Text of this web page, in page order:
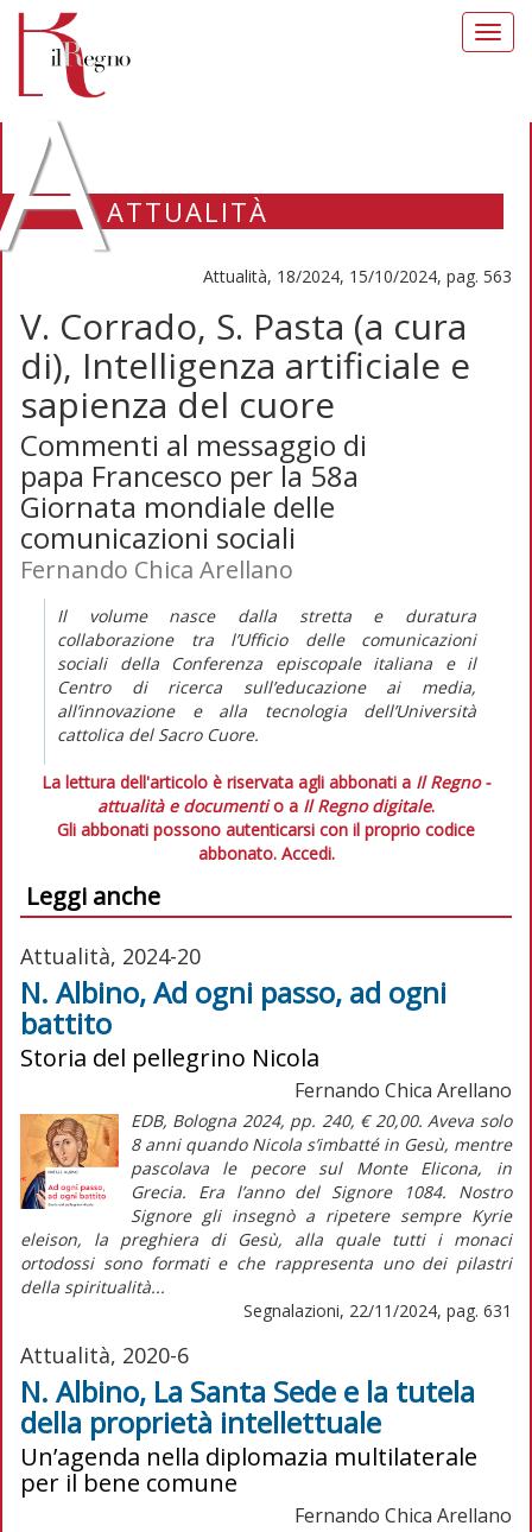
ATTUALITÀ
Attualità, 18/2024, 15/10/2024, pag. 563
V. Corrado, S. Pasta (a cura
di), Intelligenza artificiale e
sapienza del cuore
Commenti al messaggio di
papa Francesco per la 58a
Giornata mondiale delle
comunicazioni sociali
Fernando Chica Arellano
Il volume nasce dalla stretta e duratura
collaborazione tra l’Ufficio delle comunicazioni
sociali della Conferenza episcopale italiana e il
Centro di ricerca sull’educazione ai media,
all’innovazione e alla tecnologia dell’Università
cattolica del Sacro Cuore.
La lettura dell'articolo è riservata agli abbonati a Il Regno -
attualità e documentio a Il Regno digitale.
Gli abbonati possono autenticarsi con il proprio codice
abbonato. Accedi.
Leggi anche
Attualità, 2024-20
N. Albino, Ad ogni passo, ad ogni
battito
Storia del pellegrino Nicola
Fernando Chica Arellano
EDB, Bologna 2024, pp. 240, € 20,00. Aveva solo
8 anni quando Nicola s’imbatté in Gesù, mentre
pascolava le pecore sul Monte Elicona, in
Grecia. Era l’anno del Signore 1084. Nostro
Signore gli insegnò a ripetere sempre Kyrie
eleison, la preghiera di Gesù, alla quale tutti i monaci
ortodossi sono formati e che rappresenta uno dei pilastri
della spiritualità...
Segnalazioni, 22/11/2024, pag. 631
Attualità, 2020-6
N. Albino, La Santa Sede e la tutela
della proprietà intellettuale
Un’agenda nella diplomazia multilaterale
per il bene comune
Fernando Chica Arellano